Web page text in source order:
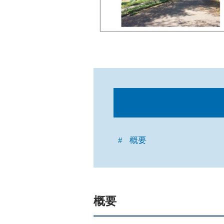
概要
概要